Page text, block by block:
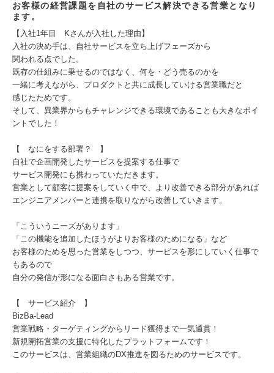
お客様の経営課題を自社のサービス解決できる営業となり
ます。
【入社1年目 Kさんが入社した理由】
入社の決め手は、自社サービスを立ち上げフェーズから
関われる点でした。
既存の仕組みに乗せるのではなく、何を・どう売るのかを
一緒に考えながら、プロダクトと共に成長していける営業職だと
感じたためです。
そして、異業界からもチャレンジできる環境であることも大きなポイ
ントでした！
【 なにをする部署？ 】
自社で企画開発したサービスを提案する仕事で
サービス開発にも携わっていただきます。
営業として顧客に提案をしていく中で、より改善できる部分があれば
エンジニアメンバーと連携を取りながら改善していきます。
「こういうニーズがあります」
「この機能を追加したほうがよりお客様のためになる」など
お客様のためを思った営業をしつつ、サービスを形にしていく仕事で
もあるので
自分の発信が形になる面白さもある営業です。
【 サービス紹介 】
BizBa-Lead
営業戦略・ターゲティングからリード獲得まで一気通貫！
新規開拓営業の支援に特化したプラットフォームです！
このサービスは、営業組織のDX推進を図るためのサービスです。